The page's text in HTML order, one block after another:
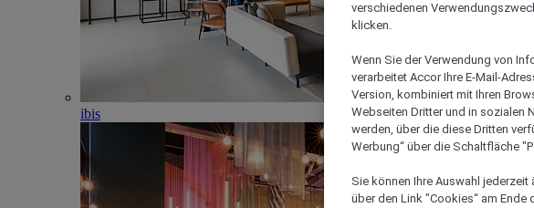
ibis
verschiedenen
klicken.
Wenn Sie der Verwendung von
verarbeitet Accor Ihre E-Mail-
Version, kombiniert mit Ihren
Webseiten Dritter und in sozialen
werden, über die diese Dritten
Werbung“ über die Schaltfläche
Sie können Ihre Auswahl
über den Link "Cookies“ am Ende